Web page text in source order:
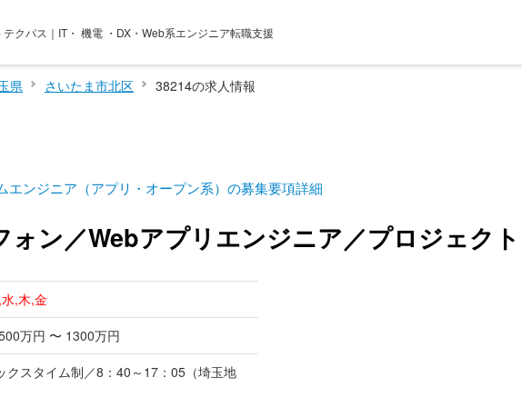
クパス｜IT・ 機電 ・DX・Web系エンジニア転職支援
県 さいたま市北区 38214の求人情報
エンジニア（アプリ・オープン系）の募集要項詳細
ォン／Webアプリエンジニア／プロジェク
,木,金
万円 〜 1300万円
クスタイム制／8：40～17：05（埼玉地